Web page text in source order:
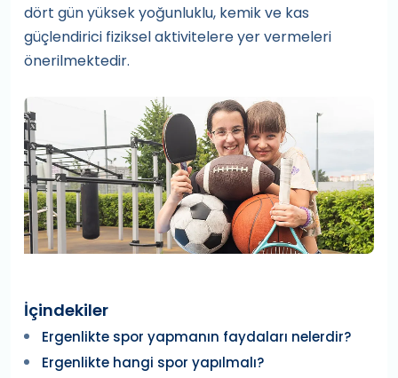
dört gün yüksek yoğunluklu, kemik ve kas
güçlendirici fiziksel aktivitelere yer vermeleri
önerilmektedir.
İçindekiler
Ergenlikte spor yapmanın faydaları nelerdir?
Ergenlikte hangi spor yapılmalı?